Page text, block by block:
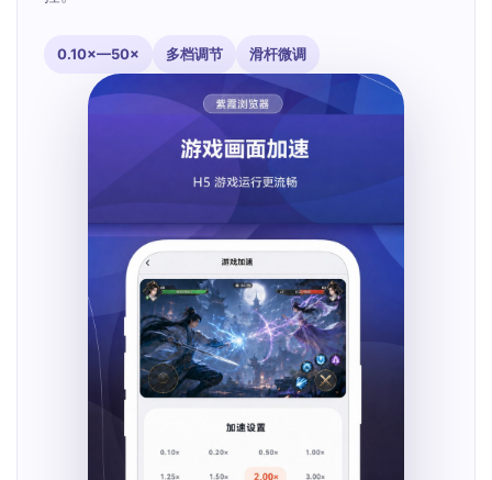
0.10×—50× 多档调节 滑杆微调